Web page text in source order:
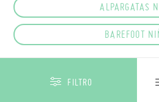
ALPARGATAS
BAREFOOT
FILTRO